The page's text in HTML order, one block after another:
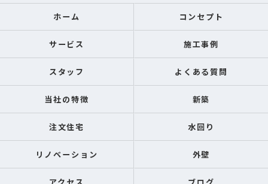
ホーム コンセプト
サービス 施工事例
スタッフ よくある質問
当社の特徴 新築
注文住宅 水回り
リノベーション 外壁